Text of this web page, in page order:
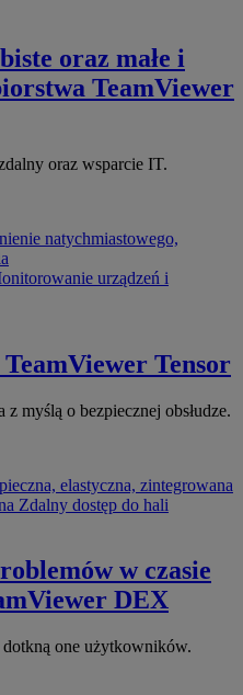
oraz małe i
TeamViewer
oraz wsparcie IT.
natychmiastowego,
urządzeń i
TeamViewer Tensor
z myślą o bezpiecznej obsłudze.
elastyczna, zintegrowana
Zdalny dostęp do hali
w czasie
DEX
one użytkowników.